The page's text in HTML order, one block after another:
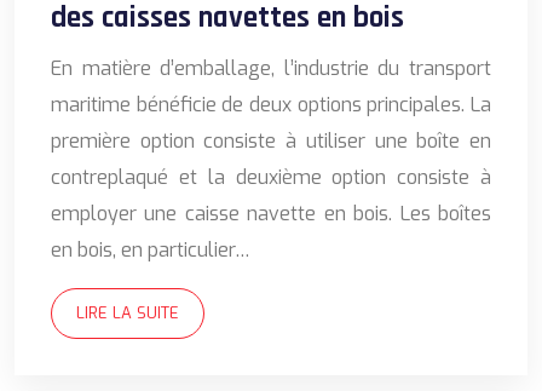
des caisses navettes en bois
En matière d’emballage, l’industrie du transport
maritime bénéficie de deux options principales. La
première option consiste à utiliser une boîte en
contreplaqué et la deuxième option consiste à
employer une caisse navette en bois. Les boîtes
en bois, en particulier…
LIRE LA SUITE